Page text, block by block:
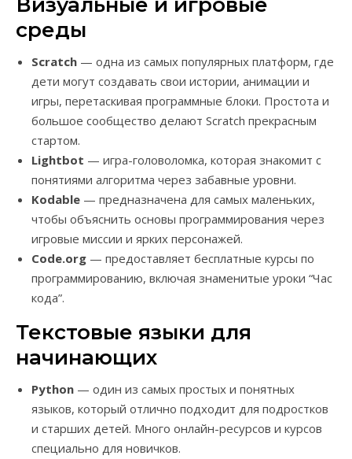
среды
Scratch — одна из самых популярных платформ, где
дети могут создавать свои истории, анимации и
игры, перетаскивая программные блоки. Простота и
большое сообщество делают Scratch прекрасным
стартом.
Lightbot — игра-головоломка, которая знакомит с
понятиями алгоритма через забавные уровни.
Kodable — предназначена для самых маленьких,
чтобы объяснить основы программирования через
игровые миссии и ярких персонажей.
Code.org — предоставляет бесплатные курсы по
программированию, включая знаменитые уроки “Час
кода”.
Текстовые языки для
начинающих
Python — один из самых простых и понятных
языков, который отлично подходит для подростков
и старших детей. Много онлайн-ресурсов и курсов
специально для новичков.